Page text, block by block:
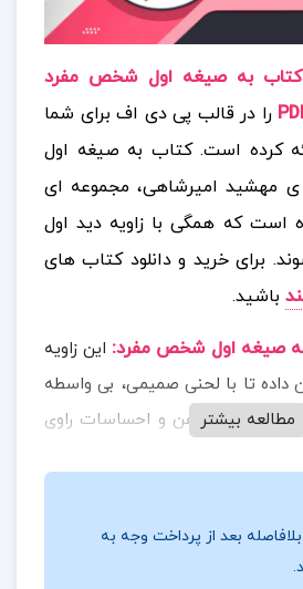
کتاب به صیغه اول شخص مفرد
را در قالب پی دی اف برای شما
کرده است. کتاب به صیغه اول
مهشید امیرشاهی، مجموعه ای
است که همگی با زاویه دید اول
برای خرید و دانلود کتاب های
باشید.
صیغه اول شخص مفرد: این زاویه
داده تا با لحنی صمیمی، بی واسطه
را به درون ذهن و احساسات راوی
و نکته سنجی های اجتماعی. داستان
های زنانه، روابط انسانی،
فلسفی شکل گرفته اند.
مطالعه بیشتر
بعد از پرداخت وجه به